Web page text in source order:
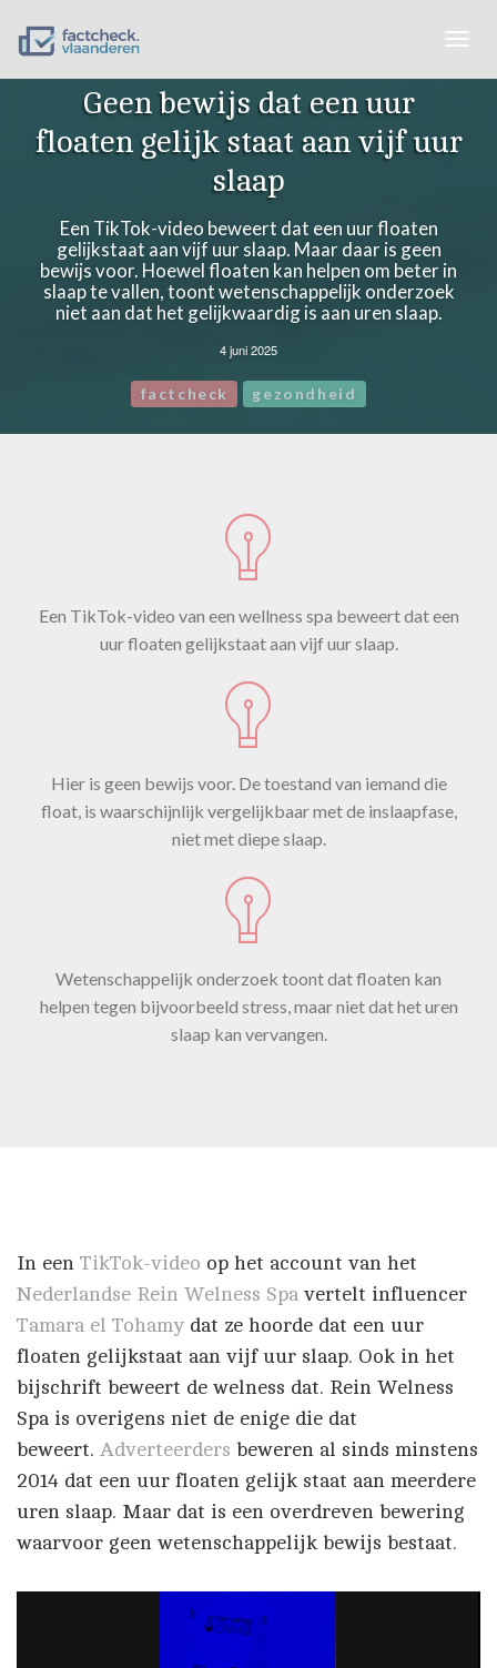
Geen bewijs dat een uur
floaten gelijk staat aan vijf uur
slaap
Een TikTok-video beweert dat een uur floaten
gelijkstaat aan vijf uur slaap. Maar daar is geen
bewijs voor. Hoewel floaten kan helpen om beter in
slaap te vallen, toont wetenschappelijk onderzoek
niet aan dat het gelijkwaardig is aan uren slaap.
4 juni 2025
factcheck gezondheid
Een TikTok-video van een wellness spa beweert dat een
uur floaten gelijkstaat aan vijf uur slaap.
Hier is geen bewijs voor. De toestand van iemand die
float, is waarschijnlijk vergelijkbaar met de inslaapfase,
niet met diepe slaap.
Wetenschappelijk onderzoek toont dat floaten kan
helpen tegen bijvoorbeeld stress, maar niet dat het uren
slaap kan vervangen.
In een TikTok-video op het account van het
Nederlandse Rein Welness Spa vertelt influencer
Tamara el Tohamy dat ze hoorde dat een uur
floaten gelijkstaat aan vijf uur slaap. Ook in het
bijschrift beweert de welness dat. Rein Welness
Spa is overigens niet de enige die dat
beweert. Adverteerders beweren al sinds minstens
2014 dat een uur floaten gelijk staat aan meerdere
uren slaap. Maar dat is een overdreven bewering
waarvoor geen wetenschappelijk bewijs bestaat.